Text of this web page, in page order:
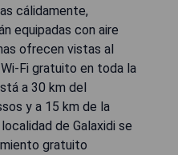
cálidamente,
equipadas con aire
ofrecen vistas al
Fi gratuito en toda la
a 30 km del
y a 15 km de la
de Galaxidi se
gratuito